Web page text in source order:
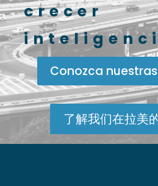
Conozca
了解我们在拉美